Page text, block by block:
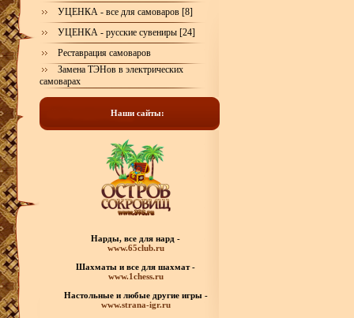
УЦЕНКА - все для самоваров [8]
УЦЕНКА - русские сувениры [24]
Реставрация самоваров
Замена ТЭНов в электрических
самоварах
Наши сайты:
Нарды, все для нард -
www.65club.ru
Шахматы и все для шахмат -
www.1chess.ru
Настольные и любые другие игры -
www.strana-igr.ru